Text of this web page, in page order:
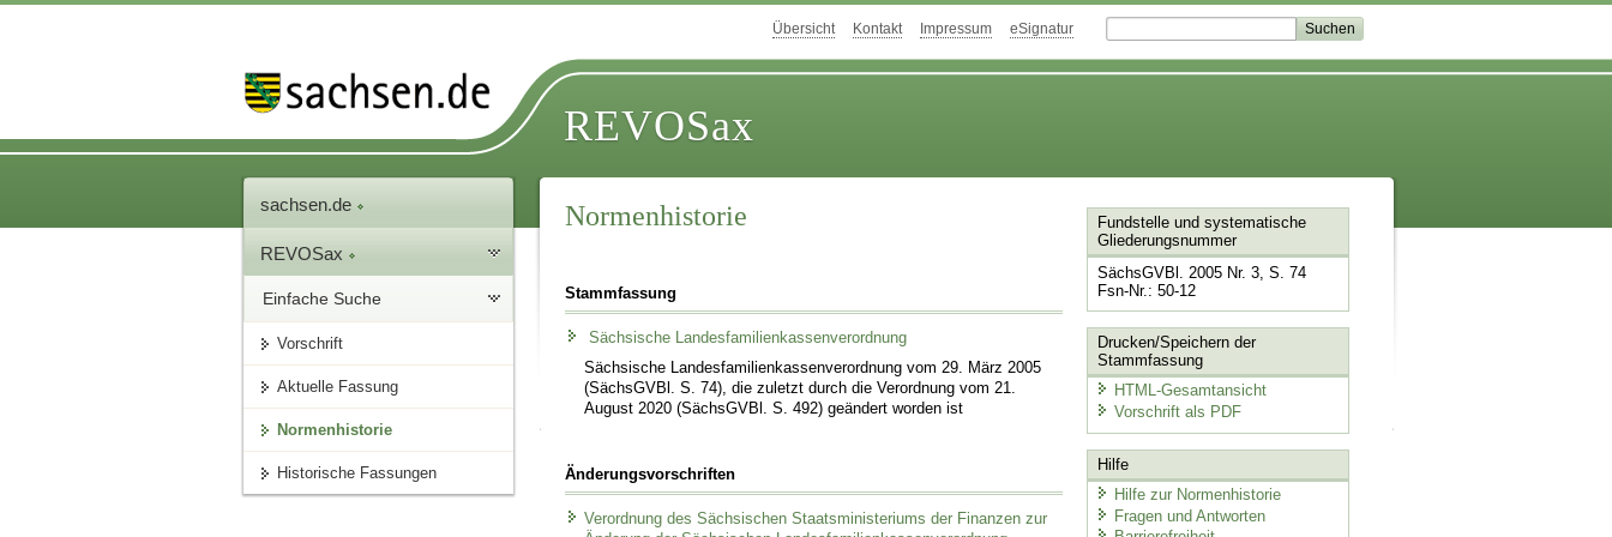
Übersicht Kontakt Impressum eSignatur
REVOSax
sachsen.de
REVOSax
Einfache Suche
Vorschrift
Aktuelle Fassung
Normenhistorie
Historische Fassungen
Normenhistorie
Stammfassung
Sächsische Landesfamilienkassenverordnung
Sächsische Landesfamilienkassenverordnung vom 29. März 2005
(SächsGVBl. S. 74), die zuletzt durch die Verordnung vom 21.
August 2020 (SächsGVBl. S. 492) geändert worden ist
Änderungsvorschriften
Verordnung des Sächsischen Staatsministeriums der Finanzen zur
Fundstelle und systematische
Gliederungsnummer
SächsGVBl. 2005 Nr. 3, S. 74
Fsn-Nr.: 50-12
Drucken/Speichern der
Stammfassung
HTML-Gesamtansicht
Vorschrift als PDF
Hilfe
Hilfe zur Normenhistorie
Fragen und Antworten